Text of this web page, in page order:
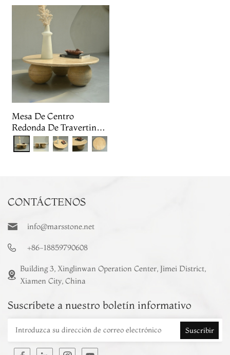
Mesa De Centro
Redonda De Travertino
Con Tres Bolas
CONTÁCTENOS
info@marsstone.net
+86-18859790608
Building 3, Xinglinwan Operation Center, Jimei District,
Xiamen City, China
Suscríbete a nuestro boletín informativo
Suscribir